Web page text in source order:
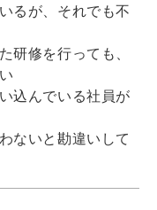
るが、それでも不
研修を行っても、
込んでいる社員が
ないと勘違いして